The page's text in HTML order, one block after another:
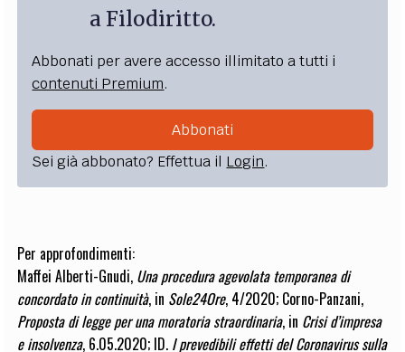
a Filodiritto.
Abbonati per avere accesso illimitato a tutti i
contenuti Premium.
Abbonati
Sei già abbonato? Effettua il Login.
Per approfondimenti:
Maffei Alberti-Gnudi, Una procedura agevolata temporanea di
concordato in continuità, in Sole24Ore, 4/2020; Corno-Panzani,
Proposta di legge per una moratoria straordinaria, in Crisi d’impresa
e insolvenza, 6.05.2020; ID. I prevedibili effetti del Coronavirus sulla